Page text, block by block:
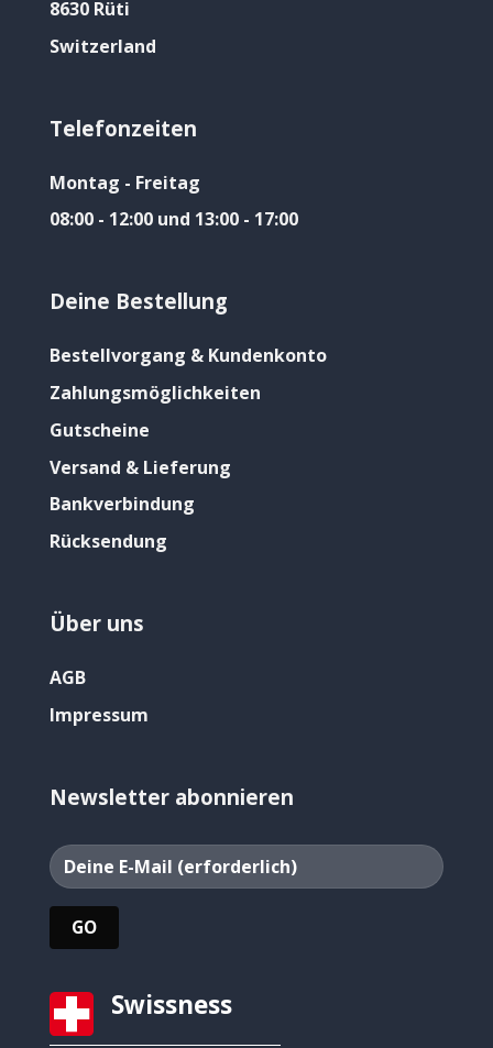
8630 Rüti
Switzerland
Telefonzeiten
Montag - Freitag
08:00 - 12:00 und 13:00 - 17:00
Deine Bestellung
Bestellvorgang & Kundenkonto
Zahlungsmöglichkeiten
Gutscheine
Versand & Lieferung
Bankverbindung
Rücksendung
Über uns
AGB
Impressum
Newsletter abonnieren
Swissness